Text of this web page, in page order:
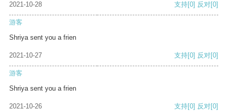
2021-10-28 支持[0] 反对[0]
游客
Shriya sent you a frien
2021-10-27 支持[0] 反对[0]
游客
Shriya sent you a frien
2021-10-26 支持[0] 反对[0]